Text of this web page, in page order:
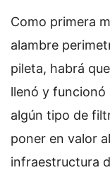
Como primera
alambre
pileta, habrá
llenó y funcionó
algún tipo de
poner en valor
infraestructura